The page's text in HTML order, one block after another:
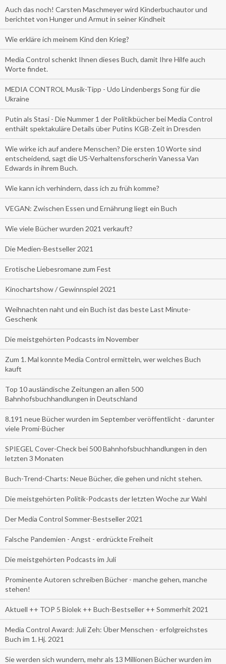
Auch das noch! Carsten Maschmeyer wird Kinderbuchautor und
berichtet von Hunger und Armut in seiner Kindheit
Wie erkläre ich meinem Kind den Krieg?
Media Control schenkt Ihnen dieses Buch, damit Ihre Hilfe auch
Worte findet.
MEDIA CONTROL Musik-Tipp - Udo Lindenbergs Song für die
Ukraine
Putin als Stasi - Die Nummer 1 der Politikbücher bei Media Control
enthält spektakuläre Details über Putins KGB-Zeit in Dresden
Wie wirke ich auf andere Menschen? Die ersten 10 Worte sind
entscheidend, sagt die US-Verhaltensforscherin Vanessa Van
Edwards in ihrem Buch.
Wie kann ich verhindern, dass ich zu früh komme?
VEGAN: Zwischen Essen und Ernährung liegt ein Buch
Wie viele Bücher wurden 2021 verkauft?
Die Medien-Bestseller 2021
Erotische Liebesromane zum Fest
Kinochartshow / Gewinnspiel 2021
Weihnachten naht und ein Buch ist das beste Last Minute-
Geschenk
Die meistgehörten Podcasts im November
Zum 1. Mal konnte Media Control ermitteln, wer welches Buch
kauft
Top 10 ausländische Zeitungen an allen 500
Bahnhofsbuchhandlungen in Deutschland
8.191 neue Bücher wurden im September veröffentlicht - darunter
viele Promi-Bücher
SPIEGEL Cover-Check bei 500 Bahnhofsbuchhandlungen in den
letzten 3 Monaten
Buch-Trend-Charts: Neue Bücher, die gehen und nicht stehen.
Die meistgehörten Politik-Podcasts der letzten Woche zur Wahl
Der Media Control Sommer-Bestseller 2021
Falsche Pandemien - Angst - erdrückte Freiheit
Die meistgehörten Podcasts im Juli
Prominente Autoren schreiben Bücher - manche gehen, manche
stehen!
Aktuell ++ TOP 5 Biolek ++ Buch-Bestseller ++ Sommerhit 2021
Media Control Award: Juli Zeh: Über Menschen - erfolgreichstes
Buch im 1. Hj. 2021
Sie werden sich wundern, mehr als 13 Millionen Bücher wurden im